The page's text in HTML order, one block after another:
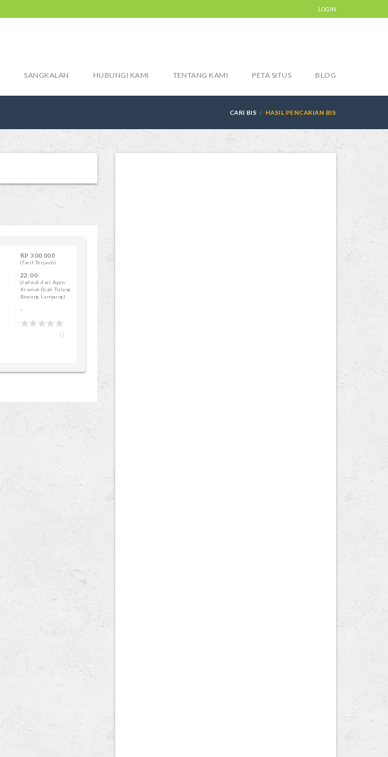
LOGIN
SANGKALAN HUBUNGI KAMI TENTANG KAMI PETA SITUS BLOG
CARI BIS HASIL PENCARIAN BIS
RP300.000
(Tarif Terjauh)
22:00
(Jadwal dari Agen
Kramat Djati Tulang
Bawang Lampung)
-
0